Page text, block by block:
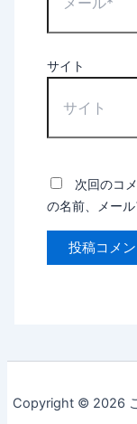
サイト
次回のコ
の名前、メー
Copyright © 2026